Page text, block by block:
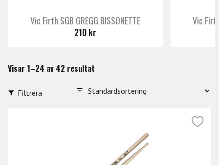
Vic Firth SGB GREGG BISSONETTE
210 kr
Vic
Visar 1–24 av 42 resultat
Filtrera